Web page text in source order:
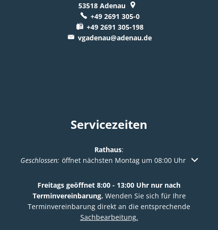
53518 Adenau
+49 2691 305-0
+49 2691 305-198
vgadenau@adenau.de
Servicezeiten
Rathaus:
Klicken, um weitere Öffnungs- oder Schließzeiten
Geschlossen: öffnet nächsten Montag um 08:00 Uhr
Freitags geöffnet 8:00 - 13:00 Uhr nur nach
Terminvereinbarung. Wenden Sie sich für Ihre
Terminvereinbarung direkt an die entsprechende
Sachbearbeitung.